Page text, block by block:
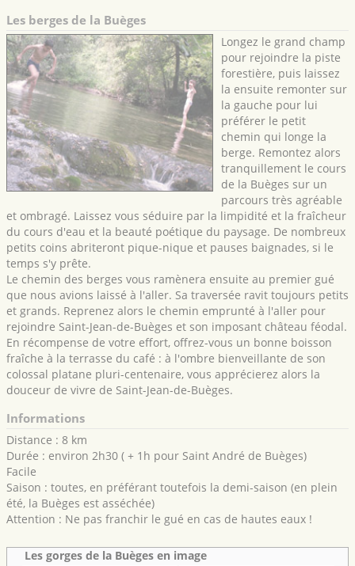
Les berges de la Buèges
Longez le grand champ
pour rejoindre la piste
forestière, puis laissez
la ensuite remonter sur
la gauche pour lui
préférer le petit
chemin qui longe la
berge. Remontez alors
tranquillement le cours
de la Buèges sur un
parcours très agréable
et ombragé. Laissez vous séduire par la limpidité et la fraîcheur
du cours d'eau et la beauté poétique du paysage. De nombreux
petits coins abriteront pique-nique et pauses baignades, si le
temps s'y prête.
Le chemin des berges vous ramènera ensuite au premier gué
que nous avions laissé à l'aller. Sa traversée ravit toujours petits
et grands. Reprenez alors le chemin emprunté à l'aller pour
rejoindre Saint-Jean-de-Buèges et son imposant château féodal.
En récompense de votre effort, offrez-vous un bonne boisson
fraîche à la terrasse du café : à l'ombre bienveillante de son
colossal platane pluri-centenaire, vous apprécierez alors la
douceur de vivre de Saint-Jean-de-Buèges.
Informations
Distance : 8 km
Durée : environ 2h30 ( + 1h pour Saint André de Buèges)
Facile
Saison : toutes, en préférant toutefois la demi-saison (en plein
été, la Buèges est asséchée)
Attention : Ne pas franchir le gué en cas de hautes eaux !
Les gorges de la Buèges en image